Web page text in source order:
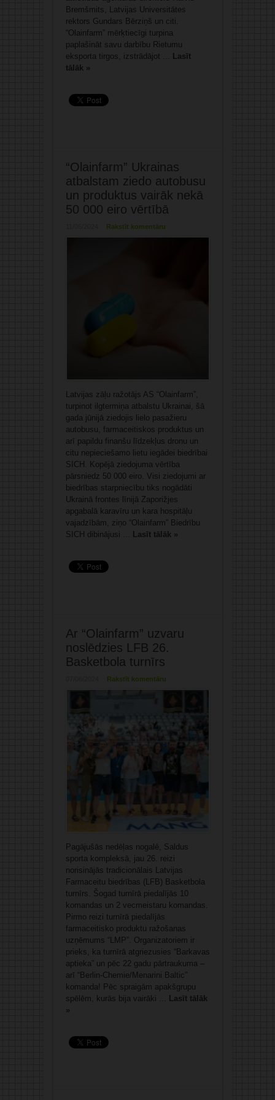
Bremšmits, Latvijas Universitātes
rektors Gundars Bērziņš un citi.
“Olainfarm” mērķtiecīgi turpina
paplašināt savu darbību Rietumu
eksporta tirgos, izstrādājot ... Lasīt
tālāk »
“Olainfarm” Ukrainas
atbalstam ziedo autobusu
un produktus vairāk nekā
50 000 eiro vērtībā
Rakstīt komentāru
Latvijas zāļu ražotājs AS “Olainfarm”,
turpinot ilgtermiņa atbalstu Ukrainai, šā
gada jūnijā ziedojis lielo pasažieru
autobusu, farmaceitiskos produktus un
arī papildu finanšu līdzekļus dronu un
citu nepieciešamo lietu iegādei biedrībai
SICH. Kopējā ziedojuma vērtība
pārsniedz 50 000 eiro. Visi ziedojumi ar
biedrības starpniecību tiks nogādāti
Ukrainā frontes līnijā Zaporižjes
apgabalā karavīru un kara hospitāļu
vajadzībām, ziņo “Olainfarm” Biedrību
SICH dibinājusi ... Lasīt tālāk »
Ar “Olainfarm” uzvaru
noslēdzies LFB 26.
Basketbola turnīrs
Rakstīt komentāru
Pagājušās nedēļas nogalē, Saldus
sporta kompleksā, jau 26. reizi
norisinājās tradicionālais Latvijas
Farmaceitu biedrības (LFB) Basketbola
turnīrs. Šogad turnīrā piedalījās 10
komandas un 2 vecmeistaru komandas.
Pirmo reizi turnīrā piedalījās
farmaceitisko produktu ražošanas
uzņēmums “LMP”. Organizatoriem ir
prieks, ka turnīrā atgriezusies “Barkavas
aptieka” un pēc 22 gadu pārtraukuma –
arī “Berlin-Chemie/Menarini Baltic”
komanda! Pēc spraigām apakšgrupu
spēlēm, kurās bija vairāki ... Lasīt tālāk
»